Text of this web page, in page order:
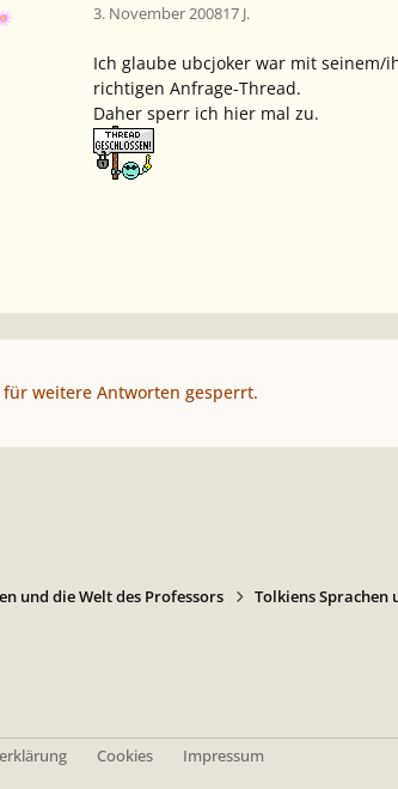
3. November 200817 J.
Ich glaube ubcjoker war mit seinem/
richtigen Anfrage-Thread.
Daher sperr ich hier mal zu.
für weitere Antworten gesperrt.
und die Welt des Professors Tolkiens Sprachen
Cookies Impressum